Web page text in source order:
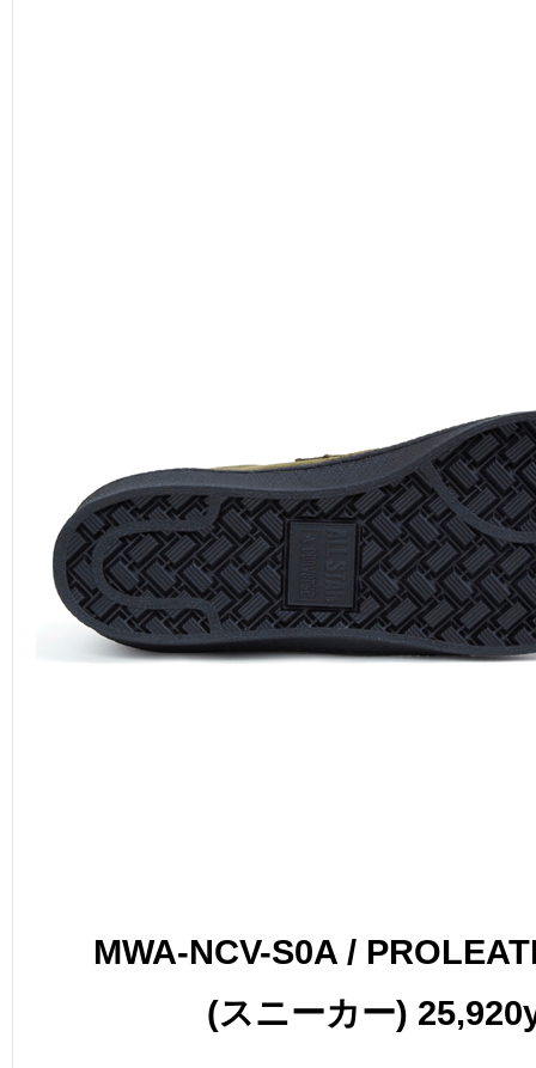
MWA-NCV-S0A /
(スニーカー)